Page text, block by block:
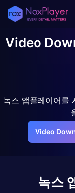
Video
녹스 앱플레이어를
Video
녹스